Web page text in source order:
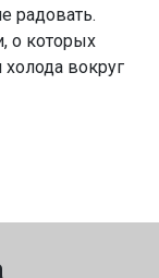
радовать.
о которых
вокруг